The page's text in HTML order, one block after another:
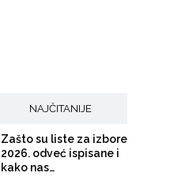
NAJČITANIJE
Zašto su liste za izbore
2026. odveć ispisane i
kako nas